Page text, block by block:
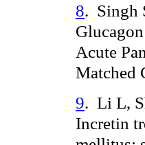
8. Singh
Acute
Matched
9. Li L,
Incretin